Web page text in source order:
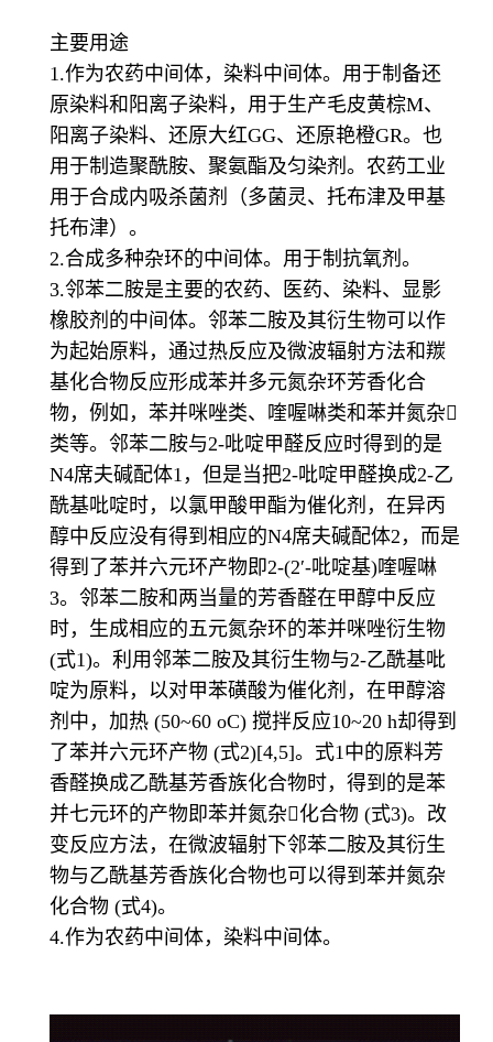
主要用途
1.作为农药中间体，染料中间体。用于制备还
原染料和阳离子染料，用于生产毛皮黄棕M、
阳离子染料、还原大红GG、还原艳橙GR。也
用于制造聚酰胺、聚氨酯及匀染剂。农药工业
用于合成内吸杀菌剂（多菌灵、托布津及甲基
托布津）。
2.合成多种杂环的中间体。用于制抗氧剂。
3.邻苯二胺是主要的农药、医药、染料、显影
橡胶剂的中间体。邻苯二胺及其衍生物可以作
为起始原料，通过热反应及微波辐射方法和羰
基化合物反应形成苯并多元氮杂环芳香化合
物，例如，苯并咪唑类、喹喔啉类和苯并氮杂
类等。邻苯二胺与2-吡啶甲醛反应时得到的是
N4席夫碱配体1，但是当把2-吡啶甲醛换成2-乙
酰基吡啶时，以氯甲酸甲酯为催化剂，在异丙
醇中反应没有得到相应的N4席夫碱配体2，而是
得到了苯并六元环产物即2-(2′-吡啶基)喹喔啉
3。邻苯二胺和两当量的芳香醛在甲醇中反应
时，生成相应的五元氮杂环的苯并咪唑衍生物
(式1)。利用邻苯二胺及其衍生物与2-乙酰基吡
啶为原料，以对甲苯磺酸为催化剂，在甲醇溶
剂中，加热 (50~60 oC) 搅拌反应10~20 h却得到
了苯并六元环产物 (式2)[4,5]。式1中的原料芳
香醛换成乙酰基芳香族化合物时，得到的是苯
并七元环的产物即苯并氮杂化合物 (式3)。改
变反应方法，在微波辐射下邻苯二胺及其衍生
物与乙酰基芳香族化合物也可以得到苯并氮杂
化合物 (式4)。
4.作为农药中间体，染料中间体。